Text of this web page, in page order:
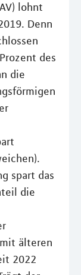
lohnt
Denn
des
die
spart das
die
älteren
2022